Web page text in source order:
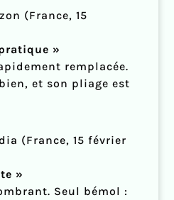
(France, 15
»
remplacée.
et son pliage est
(France, 15 février
»
Seul bémol :